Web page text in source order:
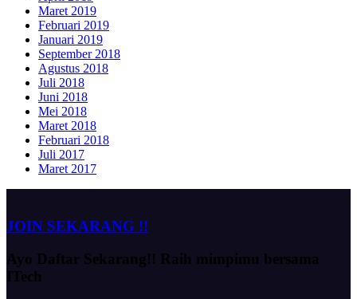
Maret 2019
Februari 2019
Januari 2019
September 2018
Agustus 2018
Juli 2018
Juni 2018
Mei 2018
Maret 2018
Februari 2018
Juli 2017
Maret 2017
JOIN SEKARANG !!
Ayo Daftar Sekarang!! Raih mimpimu bersama
ITech